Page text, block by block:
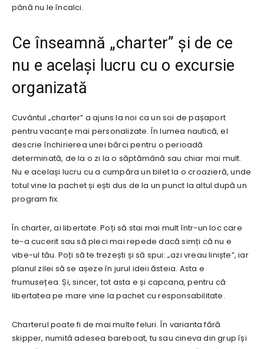
până nu le încalci.
Ce înseamnă „charter” și de ce
nu e același lucru cu o excursie
organizată
Cuvântul „charter” a ajuns la noi ca un soi de pașaport
pentru vacanțe mai personalizate. În lumea nautică, el
descrie închirierea unei bărci pentru o perioadă
determinată, de la o zi la o săptămână sau chiar mai mult.
Nu e același lucru cu a cumpăra un bilet la o croazieră, unde
totul vine la pachet și ești dus de la un punct la altul după un
program fix.
În charter, ai libertate. Poți să stai mai mult într-un loc care
te-a cucerit sau să pleci mai repede dacă simți că nu e
vibe-ul tău. Poți să te trezești și să spui: „azi vreau liniște”, iar
planul zilei să se așeze în jurul ideii ăsteia. Asta e
frumusețea. Și, sincer, tot asta e și capcana, pentru că
libertatea pe mare vine la pachet cu responsabilitate.
Charterul poate fi de mai multe feluri. În varianta fără
skipper, numită adesea bareboat, tu sau cineva din grup își